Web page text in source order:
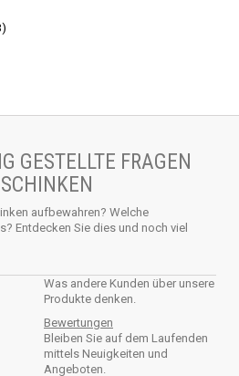
GESTELLTE FRAGEN
aufbewahren? Welche
Entdecken Sie dies und noch viel
Was andere Kunden über unsere
Produkte denken.
Bewertungen
Bleiben Sie auf dem Laufenden
mittels Neuigkeiten und
Angeboten.